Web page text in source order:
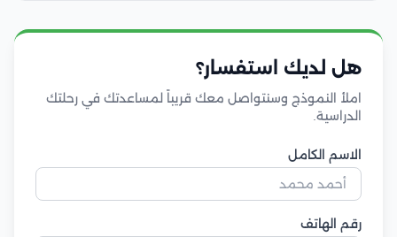
هل لديك استفسار؟
املأ النموذج وسنتواصل معك قريباً لمساعدتك في رحلتك
الدراسية.
الاسم الكامل
رقم الهاتف